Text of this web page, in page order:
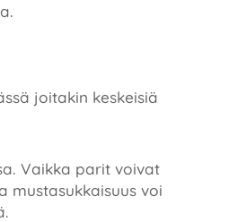
joitakin keskeisiä
Vaikka parit voivat
mustasukkaisuus voi